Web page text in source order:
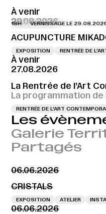
À venir
29.08.2026
À 18H VERNISSAGE LE 29.08.2026
ACUPUNCTURE
EXPOSITION RENTRÉE DE
À venir
27.08.2026
La Rentrée de l’Art
La programmation de
RENTRÉE DE L'ART
Les
Galerie
Partagés
06.06.2026
CRISTALS
EXPOSITION ATELIER
06.06.2026